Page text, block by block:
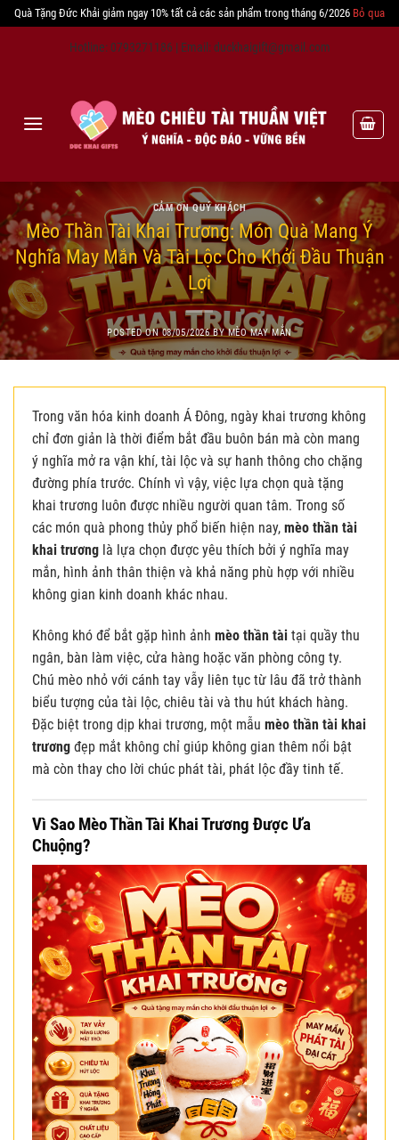
Quà Tặng Đức Khải giảm ngay 10% tất cả các sản phẩm trong tháng 6/2026 Bỏ qua
Hotline: 0793271186 | Email: duckhaigift@gmail.com
CẢM ƠN QUÝ KHÁCH
Mèo Thần Tài Khai Trương: Món Quà Mang Ý
Nghĩa May Mắn Và Tài Lộc Cho Khởi Đầu Thuận
Lợi
POSTED ON08/05/2026 BYMÈO MAY MẮN
Trong văn hóa kinh doanh Á Đông, ngày khai trương không
chỉ đơn giản là thời điểm bắt đầu buôn bán mà còn mang
ý nghĩa mở ra vận khí, tài lộc và sự hanh thông cho chặng
đường phía trước. Chính vì vậy, việc lựa chọn quà tặng
khai trương luôn được nhiều người quan tâm. Trong số
các món quà phong thủy phổ biến hiện nay, mèo thần tài
khai trương là lựa chọn được yêu thích bởi ý nghĩa may
mắn, hình ảnh thân thiện và khả năng phù hợp với nhiều
không gian kinh doanh khác nhau.
Không khó để bắt gặp hình ảnh mèo thần tài tại quầy thu
ngân, bàn làm việc, cửa hàng hoặc văn phòng công ty.
Chú mèo nhỏ với cánh tay vẫy liên tục từ lâu đã trở thành
biểu tượng của tài lộc, chiêu tài và thu hút khách hàng.
Đặc biệt trong dịp khai trương, một mẫu mèo thần tài khai
trương đẹp mắt không chỉ giúp không gian thêm nổi bật
mà còn thay cho lời chúc phát tài, phát lộc đầy tinh tế.
Vì Sao Mèo Thần Tài Khai Trương Được Ưa
Chuộng?